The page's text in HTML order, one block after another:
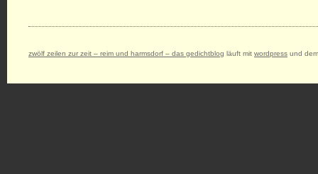
zwölf zeilen zur zeit – reim und harmsdorf – das gedichtblog läuft mit wordpress und